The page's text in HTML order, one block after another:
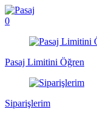
0
Pasaj Limitini Öğren
Siparişlerim